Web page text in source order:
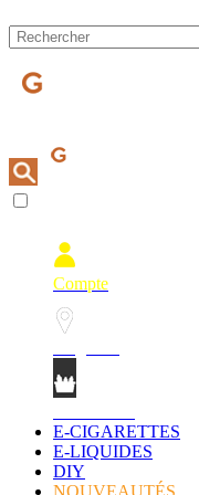
Compte
E-CIGARETTES
E-LIQUIDES
DIY
NOUVEAUTÉS